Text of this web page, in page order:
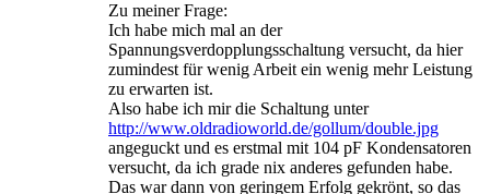
Zu meiner Frage:
Ich habe mich mal an der
Spannungsverdopplungsschaltung versucht, da hier
zumindest für wenig Arbeit ein wenig mehr Leistung
zu erwarten ist.
Also habe ich mir die Schaltung unter
http://www.oldradioworld.de/gollum/double.jpg
angeguckt und es erstmal mit 104 pF Kondensatoren
versucht, da ich grade nix anderes gefunden habe.
Das war dann von geringem Erfolg gekrönt, so das